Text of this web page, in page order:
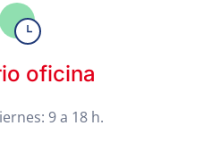
oficina
9 a 18 h.